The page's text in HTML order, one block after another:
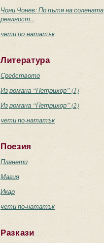
Чони Чонев: По пътя на солената
реалност...
чети по-нататък
Литература
Средството
Из романа “Петрихор” (1)
Из романа “Петрихор” (2)
чети по-нататък
Поезия
Планети
Магия
Икар
чети по-нататък
Разкази